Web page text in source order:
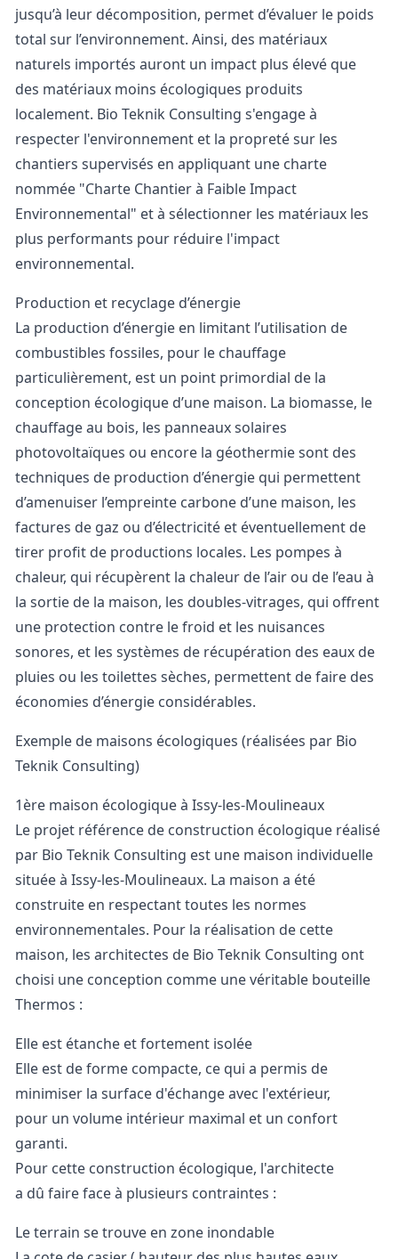
jusqu’à leur décomposition, permet d’évaluer le poids
total sur l’environnement. Ainsi, des matériaux
naturels importés auront un impact plus élevé que
des matériaux moins écologiques produits
localement. Bio Teknik Consulting s'engage à
respecter l'environnement et la propreté sur les
chantiers supervisés en appliquant une charte
nommée "Charte Chantier à Faible Impact
Environnemental" et à sélectionner les matériaux les
plus performants pour réduire l'impact
environnemental.
Production et recyclage d’énergie
La production d’énergie en limitant l’utilisation de
combustibles fossiles, pour le chauffage
particulièrement, est un point primordial de la
conception écologique d’une maison. La biomasse, le
chauffage au bois, les panneaux solaires
photovoltaïques ou encore la géothermie sont des
techniques de production d’énergie qui permettent
d’amenuiser l’empreinte carbone d’une maison, les
factures de gaz ou d’électricité et éventuellement de
tirer profit de productions locales. Les pompes à
chaleur, qui récupèrent la chaleur de l’air ou de l’eau à
la sortie de la maison, les doubles-vitrages, qui offrent
une protection contre le froid et les nuisances
sonores, et les systèmes de récupération des eaux de
pluies ou les toilettes sèches, permettent de faire des
économies d’énergie considérables.
Exemple de maisons écologiques (réalisées par Bio
Teknik Consulting)
1ère maison écologique à Issy-les-Moulineaux
Le projet référence de construction écologique réalisé
par Bio Teknik Consulting est une maison individuelle
située à Issy-les-Moulineaux. La maison a été
construite en respectant toutes les normes
environnementales. Pour la réalisation de cette
maison, les architectes de Bio Teknik Consulting ont
choisi une conception comme une véritable bouteille
Thermos :
Elle est étanche et fortement isolée
Elle est de forme compacte, ce qui a permis de
minimiser la surface d'échange avec l'extérieur,
pour un volume intérieur maximal et un confort
garanti.
Pour cette construction écologique, l'architecte
a dû faire face à plusieurs contraintes :
Le terrain se trouve en zone inondable